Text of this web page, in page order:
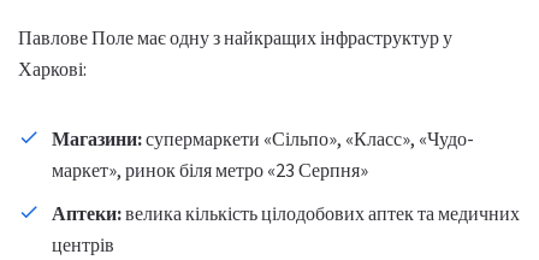
Павлове Поле має одну з найкращих інфраструктур у
Харкові:
Магазини:супермаркети «Сільпо», «Класс», «Чудо-
маркет», ринок біля метро «23 Серпня»
Аптеки:велика кількість цілодобових аптек та медичних
центрів